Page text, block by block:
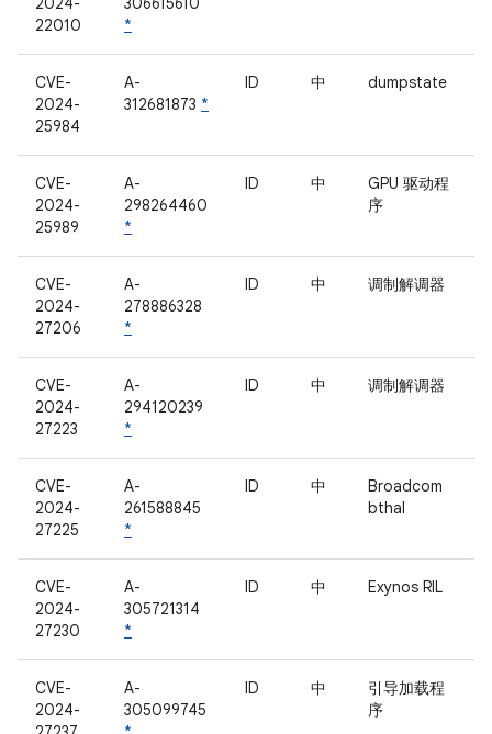
22010
*
CVE-
2024-
25984
A-
312681873 *
ID 中 dumpstate
CVE-
2024-
25989
A-
298264460
*
ID 中
GPU 驱动程
序
CVE-
2024-
27206
A-
278886328
*
ID 中 调制解调器
CVE-
2024-
27223
A-
294120239
*
ID 中 调制解调器
CVE-
2024-
27225
A-
261588845
*
ID 中
Broadcom
bthal
CVE-
2024-
27230
A-
305721314
*
ID 中 Exynos RIL
CVE-
2024-
A-
305099745
ID 中
引导加载程
序